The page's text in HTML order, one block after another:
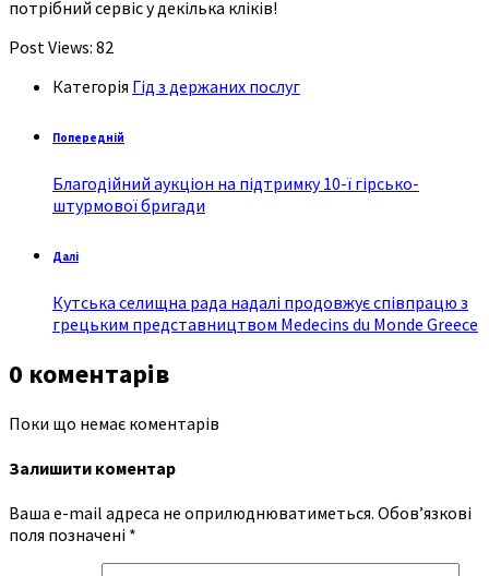
потрібний сервіс у декілька кліків!
Post Views: 82
Категорія Гід з держаних послуг
Попередній
Благодійний аукціон на підтримку 10-ї гірсько-
штурмової бригади
Далі
Кутська селищна рада надалі продовжує співпрацю з
грецьким представництвом Medecins du Monde Greece
0 коментарів
Поки що немає коментарів
Залишити коментар
Ваша e-mail адреса не оприлюднюватиметься. Обов’язкові
поля позначені *